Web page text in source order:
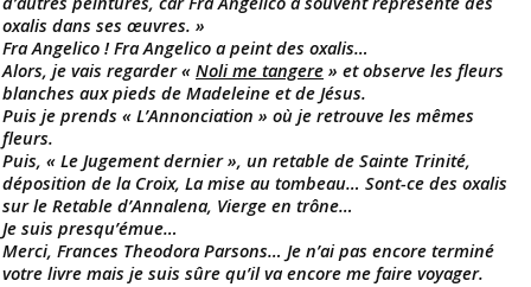
oxalis dans ses œuvres. »
Fra Angelico ! Fra Angelico a peint des oxalis…
Alors, je vais regarder « Noli me tangere » et observe les fleurs
blanches aux pieds de Madeleine et de Jésus.
Puis je prends « L’Annonciation » où je retrouve les mêmes
fleurs.
Puis, « Le Jugement dernier », un retable de Sainte Trinité,
déposition de la Croix, La mise au tombeau… Sont-ce des oxalis
sur le Retable d’Annalena, Vierge en trône…
Je suis presqu’émue…
Merci, Frances Theodora Parsons… Je n’ai pas encore terminé
votre livre mais je suis sûre qu’il va encore me faire voyager.